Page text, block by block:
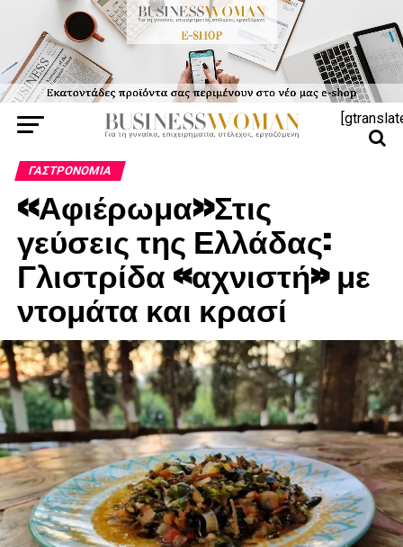
ΓΑΣΤΡΟΝΟΜΊΑ
<<Αφιέρωμα>>Στις
γεύσεις της Ελλάδας:
Γλιστρίδα «αχνιστή» με
ντομάτα και κρασί